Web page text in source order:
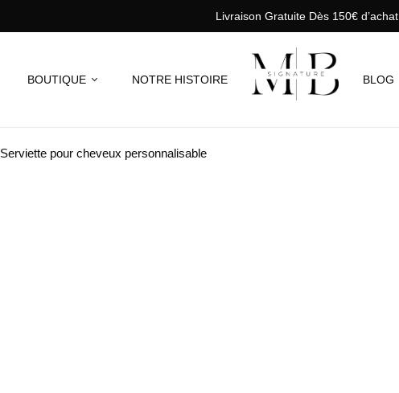
Livraison Gratuite Dès 150€ d’achat
BOUTIQUE NOTRE HISTOIRE BLOG
Serviette pour cheveux personnalisable